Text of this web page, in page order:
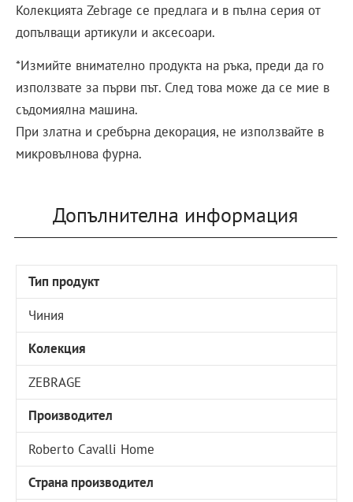
Колекцията Zebrage се предлага и в пълна серия от
допълващи артикули и аксесоари.
*Измийте внимателно продукта на ръка, преди да го
използвате за първи път. След това може да се мие в
съдомиялна машина.
При златна и сребърна декорация, не използвайте в
микровълнова фурна.
Допълнителна информация
Тип продукт
Чиния
Колекция
ZEBRAGE
Производител
Roberto Cavalli Home
Страна производител